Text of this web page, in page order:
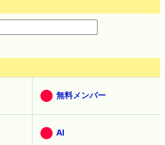
無料メンバー
AI